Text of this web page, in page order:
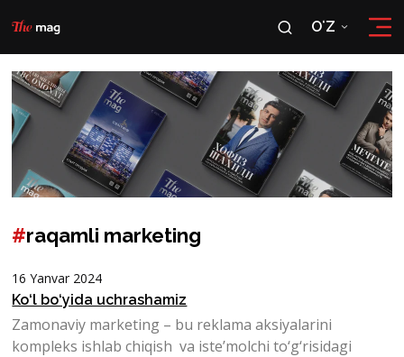
OʻZ
RU
OʻZ
#raqamli marketing
16 Yanvar 2024
Ko‘l bo‘yida uchrashamiz
Zamonaviy marketing – bu reklama aksiyalarini
kompleks ishlab chiqish va iste’molchi to‘g‘risidagi